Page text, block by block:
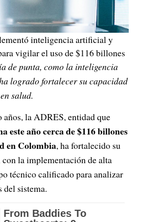
inteligencia artificial y
vigilar el uso de $116 billones
de punta, como la inteligencia
logrado fortalecer su capacidad
salud.
la ADRES, entidad que
este año cerca de $116 billones
en Colombia, ha fortalecido su
la implementación de alta
técnico calificado para analizar
del sistema.